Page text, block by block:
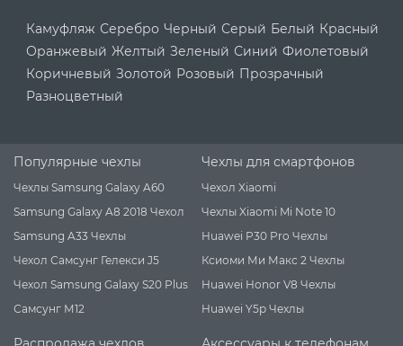
Камуфляж Серебро Черный Серый Белый Красный
Оранжевый Желтый Зеленый Синий Фиолетовый
Коричневый Золотой Розовый Прозрачный
Разноцветный
Популярные чехлы
Чехлы Samsung Galaxy A60
Samsung Galaxy A8 2018 Чехол
Samsung A33 Чехлы
Чехол Самсунг Гелекси J5
Чехол Samsung Galaxy S20 Plus
Самсунг М12
Чехлы для смартфонов
Чехол Xiaomi
Чехлы Xiaomi Mi Note 10
Huawei P30 Pro Чехлы
Ксиоми Ми Макс 2 Чехлы
Huawei Honor V8 Чехлы
Huawei Y5p Чехлы